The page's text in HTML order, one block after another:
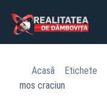
Acasă Etichete
mos craciun